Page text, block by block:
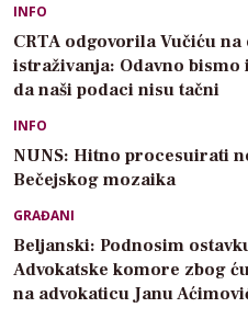
INFO
CRTA odgovorila Vučiću
istraživanja: Odavno
da naši podaci nisu tačni
INFO
NUNS: Hitno procesuirati
Bečejskog mozaika
GRAĐANI
Beljanski: Podnosim
Advokatske komore zbog
na advokaticu Janu